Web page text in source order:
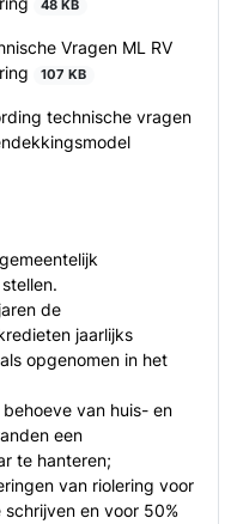
48 KB
Vragen ML RV
107 KB
technische vragen
de
jaarlijks
opgenomen in het
van huis- en
een
te hanteren;
van riolering voor
en voor 50%